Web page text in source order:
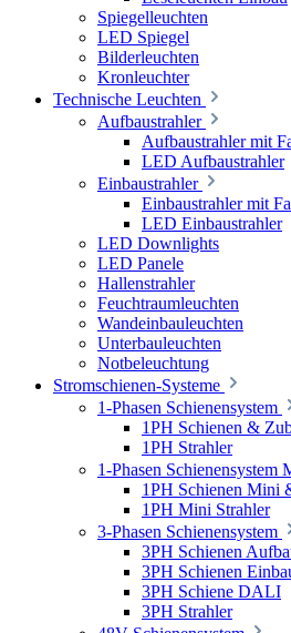
Spiegelleuchten
LED Spiegel
Bilderleuchten
Kronleuchter
Technische Leuchten
Aufbaustrahler
Aufbaustrahler mit
LED Aufbaustrahler
Einbaustrahler
Einbaustrahler mit
LED Einbaustrahler
LED Downlights
LED Panele
Hallenstrahler
Feuchtraumleuchten
Wandeinbauleuchten
Unterbauleuchten
Notbeleuchtung
Stromschienen-Systeme
1-Phasen Schienensystem
1PH Schienen &
1PH Strahler
1-Phasen Schienensystem
1PH Schienen Mini
1PH Mini Strahler
3-Phasen Schienensystem
3PH Schienen
3PH Schienen
3PH Schiene DALI
3PH Strahler